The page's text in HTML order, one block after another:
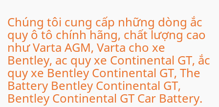
Chúng tôi cung cấp những dòng ắc
quy ô tô chính hãng, chất lượng cao
như Varta AGM, Varta cho xe
Bentley, ac quy xe Continental GT, ắc
quy xe Bentley Continental GT, The
Battery Bentley Continental GT,
Bentley Continental GT Car Battery.